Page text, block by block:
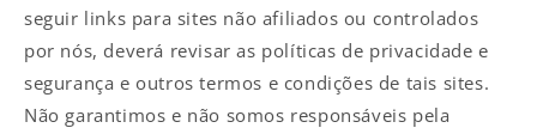
seguir links para sites não afiliados ou controlados
por nós, deverá revisar as políticas de privacidade e
segurança e outros termos e condições de tais sites.
Não garantimos e não somos responsáveis pela